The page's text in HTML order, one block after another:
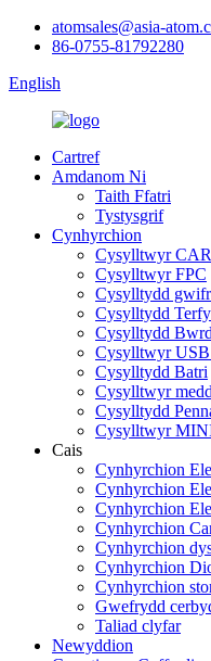
atomsales@asia-
86-0755-81792280
English
Cartref
Amdanom Ni
Taith Ffatri
Tystysgrif
Cynhyrchion
Cysylltwyr
Cysylltwyr FPC
Cysylltydd
Cysylltydd
Cysylltydd
Cysylltwyr
Cysylltydd Batri
Cysylltwyr
Cysylltydd
Cysylltwyr
Cais
Cynhyrchion
Cynhyrchion
Cynhyrchion
Cynhyrchion
Cynhyrchion
Cynhyrchion
Cynhyrchion
Gwefrydd
Taliad clyfar
Newyddion